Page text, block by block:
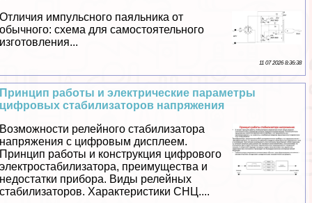
Отличия импульсного паяльника от
обычного: схема для самостоятельного
изготовления...
11 07 2026 8:36:38
Принцип работы и электрические параметры
цифровых стабилизаторов напряжения
Возможности релейного стабилизатора
напряжения с цифровым дисплеем.
Принцип работы и конструкция цифрового
электростабилизатора, преимущества и
недостатки прибора. Виды релейных
стабилизаторов. Хаpaктеристики СНЦ....